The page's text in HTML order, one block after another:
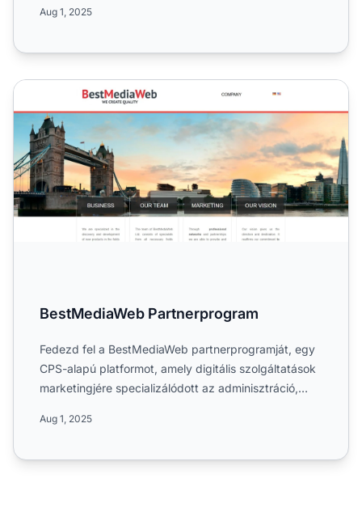
Aug 1, 2025
BestMediaWeb Partnerprogram
BestMediaWeb Partnerprogram
Fedezd fel a BestMediaWeb partnerprogramját, egy
CPS-alapú platformot, amely digitális szolgáltatások
marketingjére specializálódott az adminisztráció,
Aug 1, 2025